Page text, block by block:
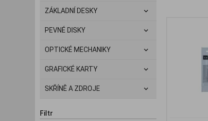
ZÁKLADNÍ DESKY
PEVNÉ DISKY
OPTICKÉ MECHANIKY
GRAFICKÉ KARTY
SKŘÍNĚ A ZDROJE
Filtr